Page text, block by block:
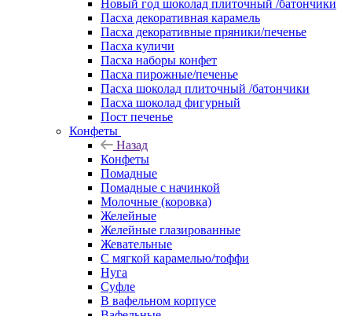
Новый год шоколад плиточный /батончики
Пасха декоративная карамель
Пасха декоративные пряники/печенье
Пасха куличи
Пасха наборы конфет
Пасха пирожные/печенье
Пасха шоколад плиточный /батончики
Пасха шоколад фигурный
Пост печенье
Конфеты
Назад
Конфеты
Помадные
Помадные с начинкой
Молочные (коровка)
Желейные
Желейные глазированные
Жевательные
С мягкой карамелью/тоффи
Нуга
Суфле
В вафельном корпусе